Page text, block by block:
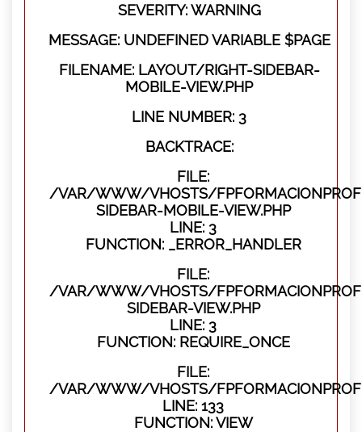
SEVERITY: WARNING
MESSAGE: UNDEFINED VARIABLE $PAGE
FILENAME: LAYOUT/RIGHT-SIDEBAR-
MOBILE-VIEW.PHP
LINE NUMBER: 3
BACKTRACE:
FILE:
/VAR/WWW/VHOSTS/
SIDEBAR-MOBILE-VIEW.PHP
LINE: 3
FUNCTION: _ERROR_HANDLER
FILE:
/VAR/WWW/VHOSTS/
SIDEBAR-VIEW.PHP
LINE: 3
FUNCTION: REQUIRE_ONCE
FILE:
/VAR/WWW/VHOSTS/
LINE: 133
FUNCTION: VIEW